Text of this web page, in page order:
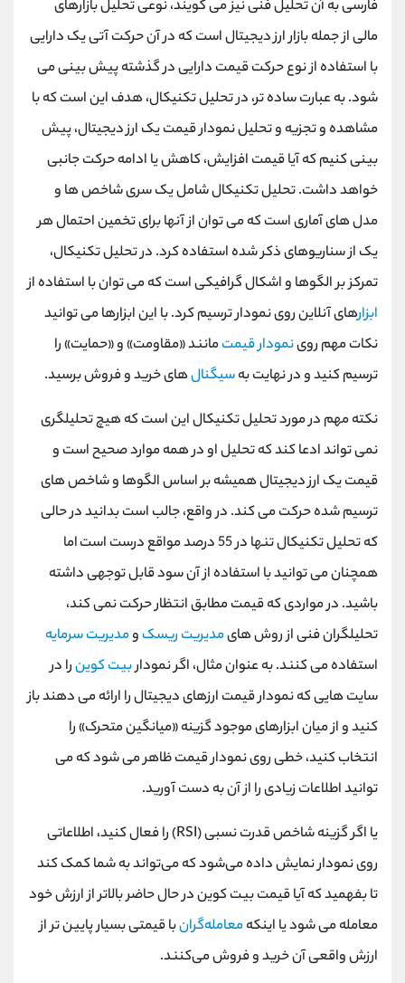
فارسی به آن تحلیل فنی نیز می گویند، نوعی تحلیل بازارهای
مالی از جمله بازار ارز دیجیتال است که در آن حرکت آتی یک دارایی
با استفاده از نوع حرکت قیمت دارایی در گذشته پیش بینی می
شود. به عبارت ساده تر، در تحلیل تکنیکال، هدف این است که با
مشاهده و تجزیه و تحلیل نمودار قیمت یک ارز دیجیتال، پیش
بینی کنیم که آیا قیمت افزایش، کاهش یا ادامه حرکت جانبی
خواهد داشت. تحلیل تکنیکال شامل یک سری شاخص ها و
مدل های آماری است که می توان از آنها برای تخمین احتمال هر
یک از سناریوهای ذکر شده استفاده کرد. در تحلیل تکنیکال،
تمرکز بر الگوها و اشکال گرافیکی است که می توان با استفاده از
ابزارهای آنلاین روی نمودار ترسیم کرد. با این ابزارها می توانید
نکات مهم روینمودار قیمتمانند «مقاومت» و «حمایت» را
ترسیم کنید و در نهایت بهسیگنالهای خرید و فروش برسید.
نکته مهم در مورد تحلیل تکنیکال این است که هیچ تحلیلگری
نمی تواند ادعا کند که تحلیل او در همه موارد صحیح است و
قیمت یک ارز دیجیتال همیشه بر اساس الگوها و شاخص های
ترسیم شده حرکت می کند. در واقع، جالب است بدانید در حالی
که تحلیل تکنیکال تنها در 55 درصد مواقع درست است اما
همچنان می توانید با استفاده از آن سود قابل توجهی داشته
باشید. در مواردی که قیمت مطابق انتظار حرکت نمی کند،
تحلیلگران فنی از روش هایمدیریت ریسک ومدیریت سرمایه
استفاده می کنند. به عنوان مثال، اگر نموداربیت کوینرا در
سایت هایی که نمودار قیمت ارزهای دیجیتال را ارائه می دهند باز
کنید و از میان ابزارهای موجود گزینه «میانگین متحرک» را
انتخاب کنید، خطی روی نمودار قیمت ظاهر می شود که می
توانید اطلاعات زیادی را از آن به دست آورید.
یا اگر گزینه شاخص قدرت نسبی (RSI) را فعال کنید، اطلاعاتی
روی نمودار نمایش داده می‌شود که می‌تواند به شما کمک کند
تا بفهمید که آیا قیمت بیت ‌کوین در حال حاضر بالاتر از ارزش خود
معامله می ‌شود یا اینکهمعامله‌گرانبا قیمتی بسیار پایین ‌تر از
ارزش واقعی آن خرید و فروش می‌کنند.